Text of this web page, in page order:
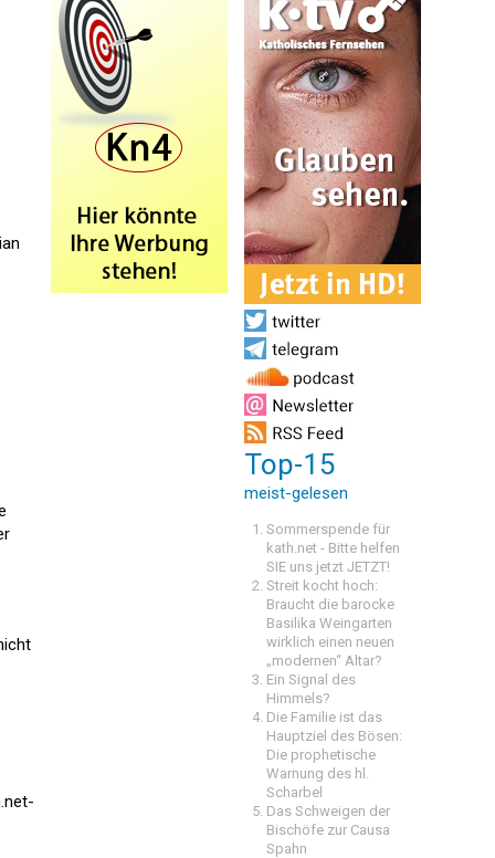
Top-15
meist-gelesen
Sommerspende für
kath.net - Bitte helfen
SIE uns jetzt JETZT!
Streit kocht hoch:
Braucht die barocke
Basilika Weingarten
wirklich einen neuen
„modernen“ Altar?
Ein Signal des
Himmels?
Die Familie ist das
Hauptziel des Bösen:
Die prophetische
Warnung des hl.
Scharbel
Das Schweigen der
Bischöfe zur Causa
Spahn